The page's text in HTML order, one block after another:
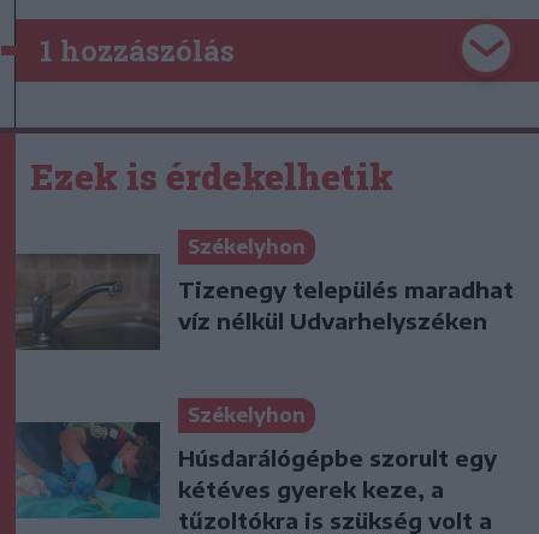
1 hozzászólás
Ezek is érdekelhetik
Székelyhon
Tizenegy település maradhat
víz nélkül Udvarhelyszéken
Székelyhon
Húsdarálógépbe szorult egy
kétéves gyerek keze, a
tűzoltókra is szükség volt a